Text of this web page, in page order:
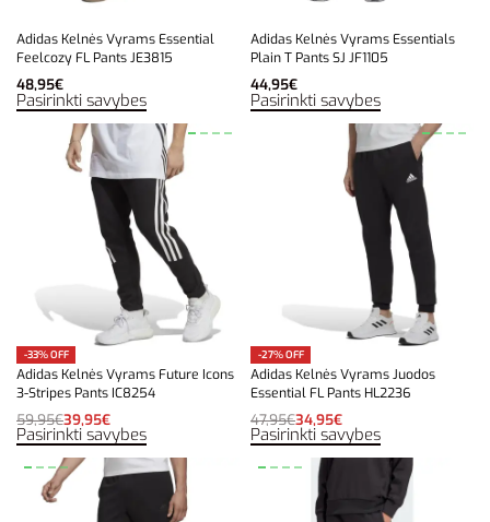
Adidas Kelnės Vyrams Essential
Feelcozy FL Pants JE3815
48,95€
Pasirinkti savybes
Adidas Kelnės Vyrams Essentials
Plain T Pants SJ JF1105
44,95€
Pasirinkti savybes
-33% OFF
Adidas Kelnės Vyrams Future Icons
3-Stripes Pants IC8254
59,95€39,95€
Pasirinkti savybes
-27% OFF
Adidas Kelnės Vyrams Juodos
Essential FL Pants HL2236
47,95€34,95€
Pasirinkti savybes